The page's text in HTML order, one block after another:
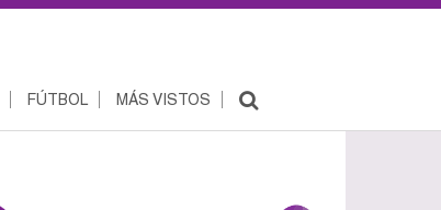
FÚTBOL MÁS VISTOS